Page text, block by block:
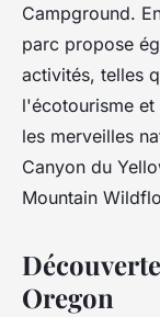
Campground.
parc propose
activités, telles
l'écotourisme et
les merveilles
Canyon du
Mountain
Oregon